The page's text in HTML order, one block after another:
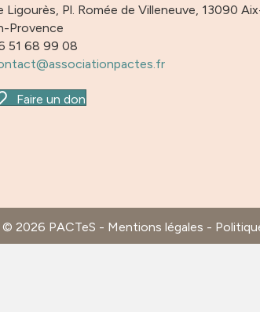
Ligourès, Pl. Romée de Villeneuve, 13090
Provence
51 68 99 08
Faire un don
© 2026 PACTeS - Mentions légales -